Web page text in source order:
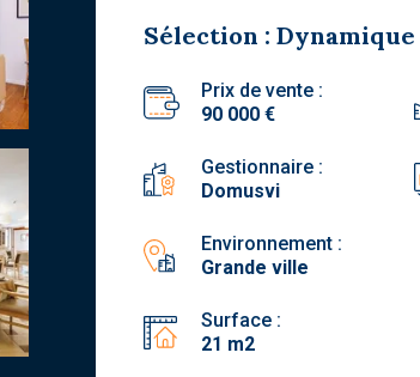
Sélection : Dynamique
Prix de vente :
90 000 €
Gestionnaire :
Domusvi
Environnement :
Grande ville
Surface :
21 m2